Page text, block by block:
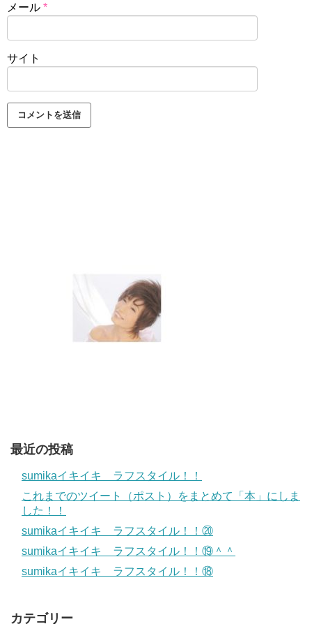
メール *
サイト
最近の投稿
sumikaイキイキ ラフスタイル！！
これまでのツイート（ポスト）をまとめて「本」にしま
した！！
sumikaイキイキ ラフスタイル！！⑳
sumikaイキイキ ラフスタイル！！⑲＾＾
sumikaイキイキ ラフスタイル！！⑱
カテゴリー